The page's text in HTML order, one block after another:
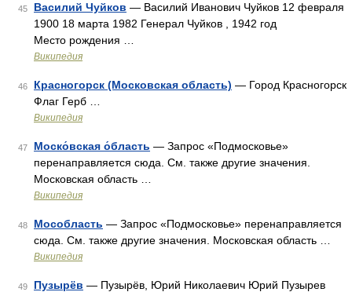
45 Василий Чуйков — Василий Иванович Чуйков 12 февраля
1900 18 марта 1982 Генерал Чуйков , 1942 год
Место рождения …
Википедия
46 Красногорск (Московская область) — Город Красногорск
Флаг Герб …
Википедия
47 Моско́вская о́бласть — Запрос «Подмосковье»
перенаправляется сюда. Cм. также другие значения.
Московская область …
Википедия
48 Мособласть — Запрос «Подмосковье» перенаправляется
сюда. Cм. также другие значения. Московская область …
Википедия
49 Пузырёв — Пузырёв, Юрий Николаевич Юрий Пузырев